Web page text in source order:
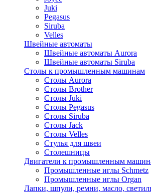
Juki
Pegasus
Siruba
Velles
Швейные автоматы
Швейные автоматы Aurora
Швейные автоматы Siruba
Столы к промышленным машинам
Столы Aurora
Столы Brother
Столы Juki
Столы Pegasus
Столы Siruba
Столы Jack
Столы Velles
Стулья для швеи
Столешницы
Двигатели к промышленным
Промышленные иглы Schmetz
Промышленные иглы Organ
Лапки, шпули, ремни, масло,